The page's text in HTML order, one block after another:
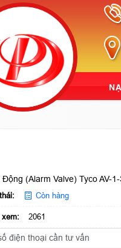
Động (Alarm Valve) Tyco AV-
Còn hàng
2061